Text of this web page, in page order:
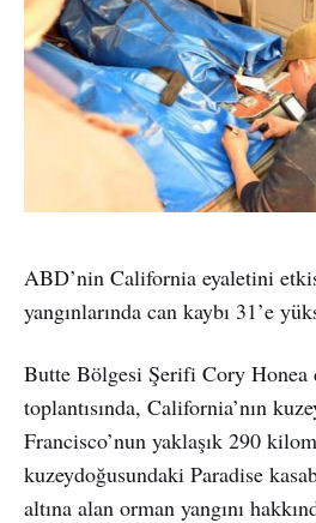
ABD’nin California eyaletini
yangınlarında can kaybı 31’e
Butte Bölgesi Şerifi Cory Honea
toplantısında, California’nın
Francisco’nun yaklaşık 290
kuzeydoğusundaki Paradise
altına alan orman yangını